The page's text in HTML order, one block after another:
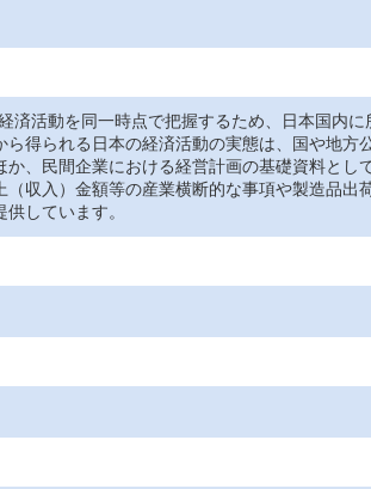
済活動を同一時点で把握するため、日本国内
得られる日本の経済活動の実態は、国や地方
、民間企業における経営計画の基礎資料とし
収入）金額等の産業横断的な事項や製造品出
しています。